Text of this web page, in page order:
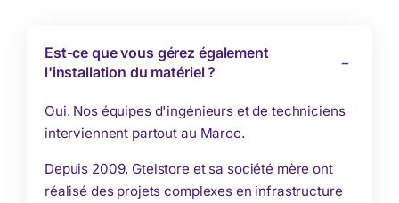
Est-ce que vous gérez également
l'installation du matériel ?
Oui. Nos équipes d'ingénieurs et de techniciens
interviennent partout au Maroc.
Depuis 2009, Gtelstore et sa société mère ont
réalisé des projets complexes en infrastructure